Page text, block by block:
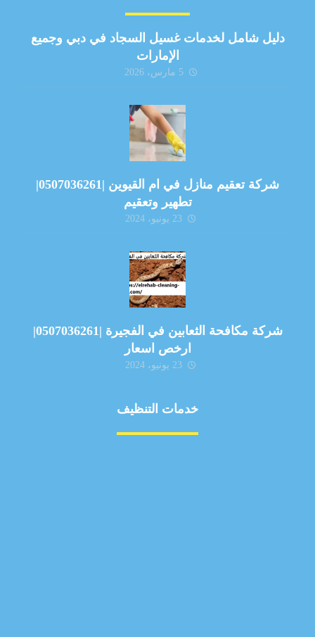
دليل شامل لخدمات غسيل السجاد في دبي وجميع
الإمارات
5 مارس، 2026
شركة تعقيم منازل في ام القيوين |0507036261|
تطهير وتعقيم
23 يونيو، 2024
شركة مكافحة الثعابين في الفجيرة |0507036261|
ارخص اسعار
23 يونيو، 2024
خدمات التنظيف